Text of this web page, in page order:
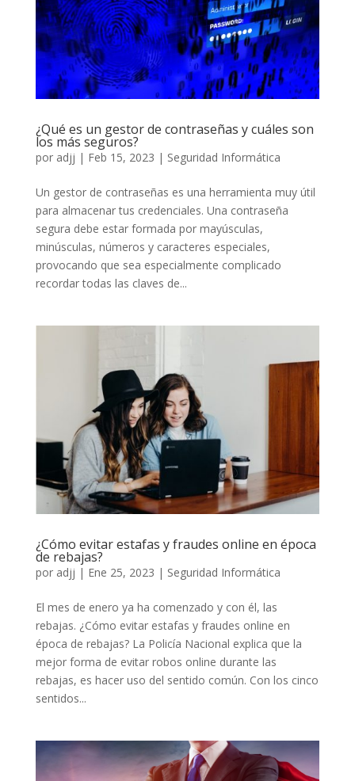
¿Qué es un gestor de contraseñas y cuáles son
los más seguros?
por adjj | Feb 15, 2023 | Seguridad Informática
Un gestor de contraseñas es una herramienta muy útil
para almacenar tus credenciales. Una contraseña
segura debe estar formada por mayúsculas,
minúsculas, números y caracteres especiales,
provocando que sea especialmente complicado
recordar todas las claves de...
¿Cómo evitar estafas y fraudes online en época
de rebajas?
por adjj | Ene 25, 2023 | Seguridad Informática
El mes de enero ya ha comenzado y con él, las
rebajas. ¿Cómo evitar estafas y fraudes online en
época de rebajas? La Policía Nacional explica que la
mejor forma de evitar robos online durante las
rebajas, es hacer uso del sentido común. Con los cinco
sentidos...